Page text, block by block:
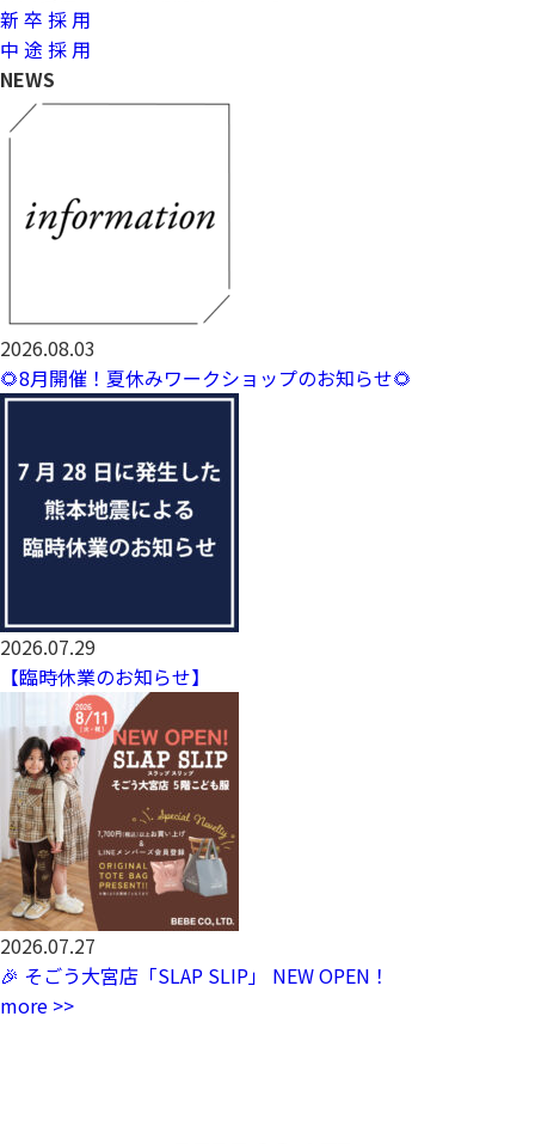
新 卒 採 用
中 途 採 用
NEWS
2026.08.03
🌻8月開催！夏休みワークショップのお知らせ🌻
2026.07.29
【臨時休業のお知らせ】
2026.07.27
🎉 そごう大宮店「SLAP SLIP」 NEW OPEN！
more >>